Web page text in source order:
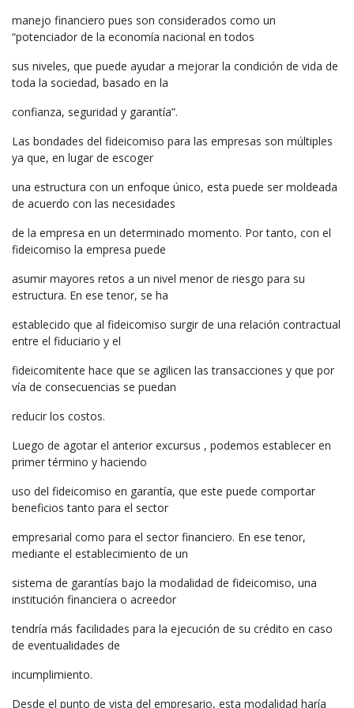
manejo financiero pues son considerados como un
“potenciador de la economía nacional en todos
sus niveles, que puede ayudar a mejorar la condición de vida de
toda la sociedad, basado en la
confianza, seguridad y garantía”.
Las bondades del fideicomiso para las empresas son múltiples
ya que, en lugar de escoger
una estructura con un enfoque único, esta puede ser moldeada
de acuerdo con las necesidades
de la empresa en un determinado momento. Por tanto, con el
fideicomiso la empresa puede
asumir mayores retos a un nivel menor de riesgo para su
estructura. En ese tenor, se ha
establecido que al fideicomiso surgir de una relación contractual
entre el fiduciario y el
fideicomitente hace que se agilicen las transacciones y que por
vía de consecuencias se puedan
reducir los costos.
Luego de agotar el anterior excursus , podemos establecer en
primer término y haciendo
uso del fideicomiso en garantía, que este puede comportar
beneficios tanto para el sector
empresarial como para el sector financiero. En ese tenor,
mediante el establecimiento de un
sistema de garantías bajo la modalidad de fideicomiso, una
institución financiera o acreedor
tendría más facilidades para la ejecución de su crédito en caso
de eventualidades de
incumplimiento.
Desde el punto de vista del empresario, esta modalidad haría